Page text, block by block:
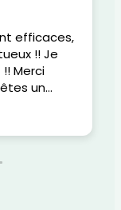
efficaces,
!! Je
Merci
un
au